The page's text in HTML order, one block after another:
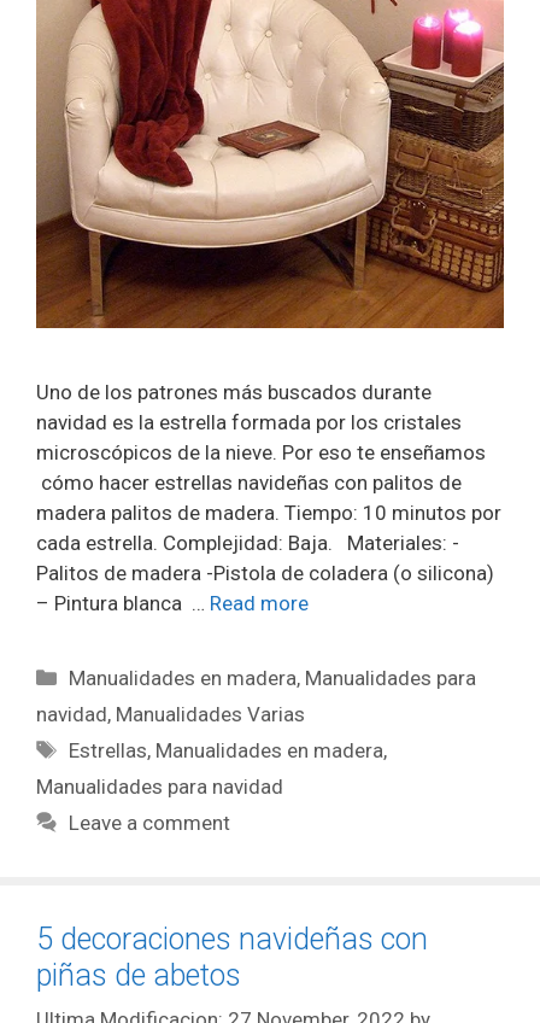
Uno de los patrones más buscados durante
navidad es la estrella formada por los cristales
microscópicos de la nieve. Por eso te enseñamos
cómo hacer estrellas navideñas con palitos de
madera palitos de madera. Tiempo: 10 minutos por
cada estrella. Complejidad: Baja. Materiales: -
Palitos de madera -Pistola de coladera (o silicona)
– Pintura blanca … Read more
Manualidades en madera, Manualidades para
navidad, Manualidades Varias
Estrellas, Manualidades en madera,
Manualidades para navidad
Leave a comment
5 decoraciones navideñas con
piñas de abetos